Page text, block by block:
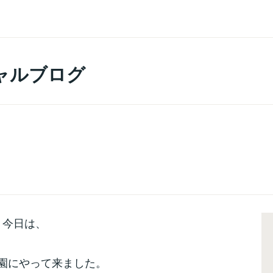
ルブログ
今日は、
にやって来ました。